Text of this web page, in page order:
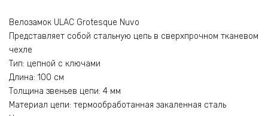
Велозамок ULAC Grotesque Nuvo
Представляет собой стальную цепь в сверхпрочном тканевом
чехле
Тип: цепной с ключами
Длина: 100 см
Толщина звеньев цепи: 4 мм
Материал цепи: термообработанная закаленная сталь